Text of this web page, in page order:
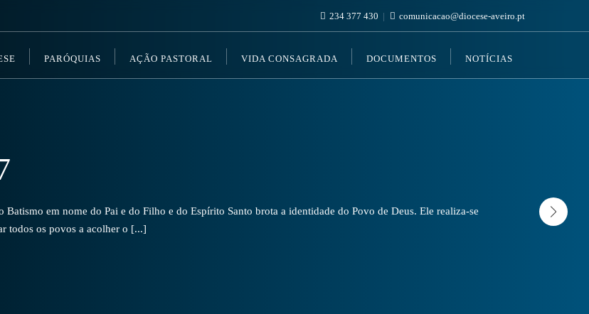
234 377 430 comunicacao@diocese-aveiro.pt
PARÓQUIAS AÇÃO PASTORAL VIDA CONSAGRADA DOCUMENTOS NOTÍCIAS
em nome do Pai e do Filho e do Espírito Santo brota a identidade do Povo de Deus. Ele realiza-se
todos os povos a acolher o [...]